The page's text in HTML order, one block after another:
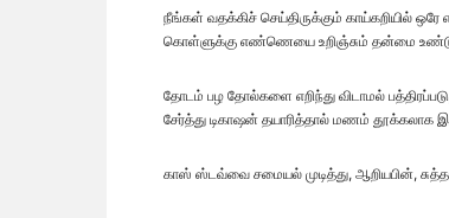
நீங்கள் வதக்கிச் செய்திருக்கும்
கொள்ளுக்கு எண்ணெயை உறிஞ்சும் தன்மை
தோடம் பழ தோல்களை எறிந்து விடாமல்
சேர்த்து டிகாஷன் தயாரித்தால் மணம் தூக்கலாக
காஸ் ஸ்டவ்வை சமையல் முடித்து, ஆறியபின்,